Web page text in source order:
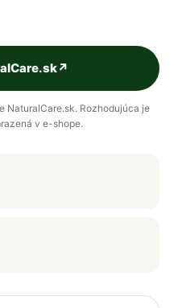
↗
NaturalCare.sk. Rozhodujúca je
v e-shope.